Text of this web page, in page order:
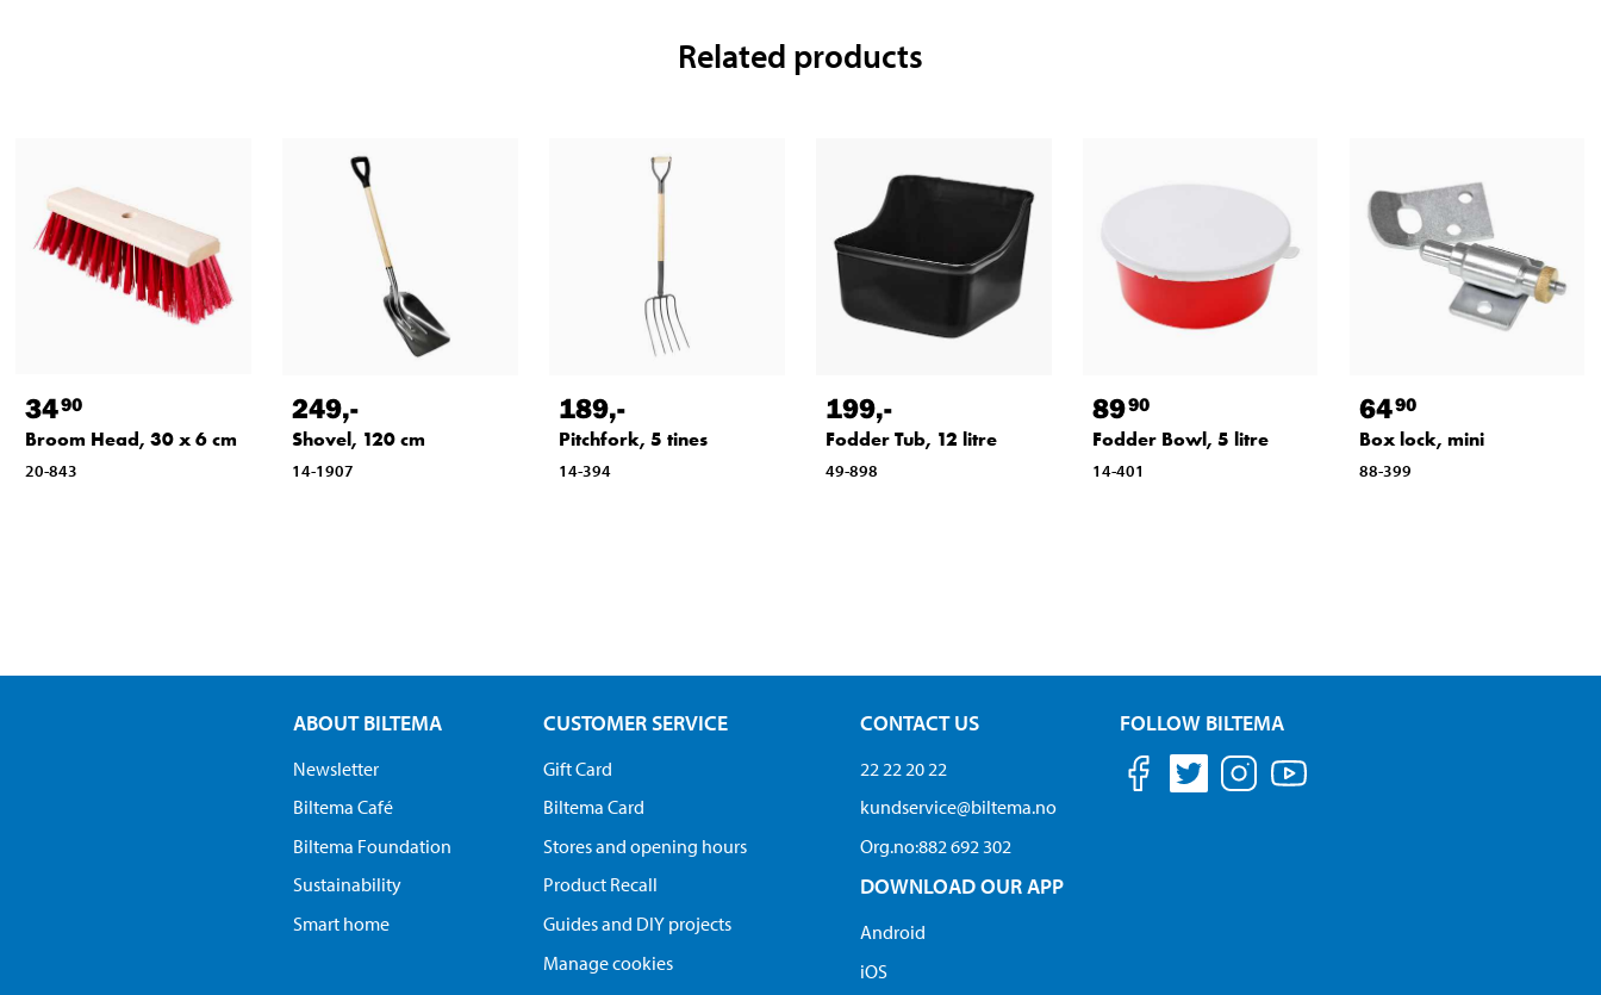
Related products
3490
Broom Head, 30 x 6 cm
20-843
249,-
Shovel, 120 cm
14-1907
189,-
Pitchfork, 5 tines
14-394
199,-
Fodder Tub, 12 litre
49-898
8990
Fodder Bowl, 5 litre
14-401
6490
Box lock, mini
88-399
ABOUT BILTEMA
Newsletter
Biltema Café
Biltema Foundation
Sustainability
Smart home
CUSTOMER SERVICE
Gift Card
Biltema Card
Stores and opening hours
Product Recall
Guides and DIY projects
Manage cookies
CONTACT US
22 22 20 22
kundservice@biltema.no
Org.no:882 692 302
DOWNLOAD OUR APP
Android
iOS
FOLLOW BILTEMA